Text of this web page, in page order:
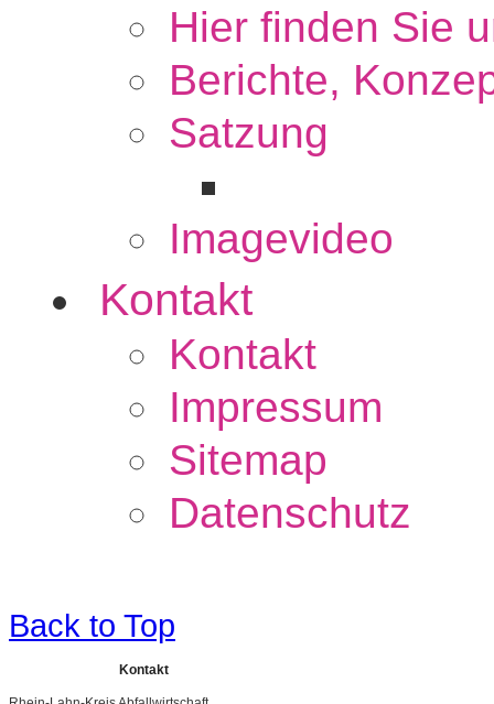
Hier finden Sie
Berichte,
Satzung
Imagevideo
Kontakt
Kontakt
Impressum
Sitemap
Datenschutz
Back to Top
Kontakt